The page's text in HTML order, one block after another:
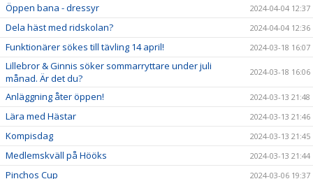
Öppen bana - dressyr 2024-04-04 12:37
Dela häst med ridskolan? 2024-04-04 12:36
Funktionärer sökes till tävling 14 april! 2024-03-18 16:07
Lillebror & Ginnis söker sommarryttare under juli
månad. Är det du?
2024-03-18 16:06
Anläggning åter öppen! 2024-03-13 21:48
Lära med Hästar 2024-03-13 21:46
Kompisdag 2024-03-13 21:45
Medlemskväll på Hööks 2024-03-13 21:44
Pinchos Cup 2024-03-06 19:37